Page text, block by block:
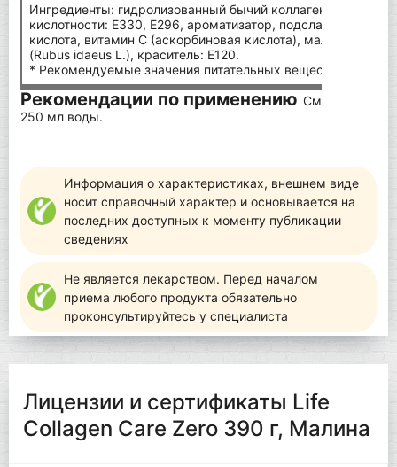
Ингредиенты: гидролизованный бычий коллаген,
кислотности: E330, E296, ароматизатор, подсластители:
кислота, витамин C (аскорбиновая кислота), малиновый
(Rubus idaeus L.), краситель: E120.
* Рекомендуемые значения питательных веществ.
Рекомендации по применению Смешайте 15 г
250 мл воды.
Информация о характеристиках, внешнем виде
носит справочный характер и основывается на
последних доступных к моменту публикации
сведениях
Не является лекарством. Перед началом
приема любого продукта обязательно
проконсультируйтесь у специалиста
Лицензии и сертификаты Life
Collagen Care Zero 390 г, Малина